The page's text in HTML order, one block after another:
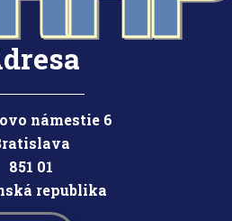
námestie 6
851 01
á republika